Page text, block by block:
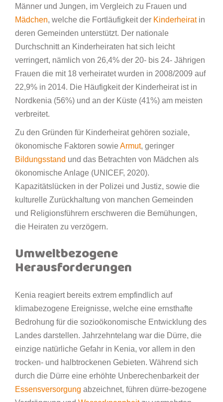
Männer und Jungen, im Vergleich zu Frauen und
Mädchen, welche die Fortläufigkeit der Kinderheiratin
deren Gemeinden unterstützt. Der nationale
Durchschnitt an Kinderheiraten hat sich leicht
verringert, nämlich von 26,4% der 20- bis 24- Jährigen
Frauen die mit 18 verheiratet wurden in 2008/2009 auf
22,9% in 2014. Die Häufigkeit der Kinderheirat ist in
Nordkenia (56%) und an der Küste (41%) am meisten
verbreitet.
Zu den Gründen für Kinderheirat gehören soziale,
ökonomische Faktoren sowie Armut, geringer
Bildungsstand und das Betrachten von Mädchen als
ökonomische Anlage (UNICEF, 2020).
Kapazitätslücken in der Polizei und Justiz, sowie die
kulturelle Zurückhaltung von manchen Gemeinden
und Religionsführern erschweren die Bemühungen,
die Heiraten zu verzögern.
Umweltbezogene
Herausforderungen
Kenia reagiert bereits extrem empfindlich auf
klimabezogene Ereignisse, welche eine ernsthafte
Bedrohung für die sozioökonomische Entwicklung des
Landes darstellen. Jahrzehntelang war die Dürre, die
einzige natürliche Gefahr in Kenia, vor allem in den
trocken- und halbtrockenen Gebieten. Während sich
durch die Dürre eine erhöhte Unberechenbarkeit der
Essensversorgung abzeichnet, führen dürre-bezogene